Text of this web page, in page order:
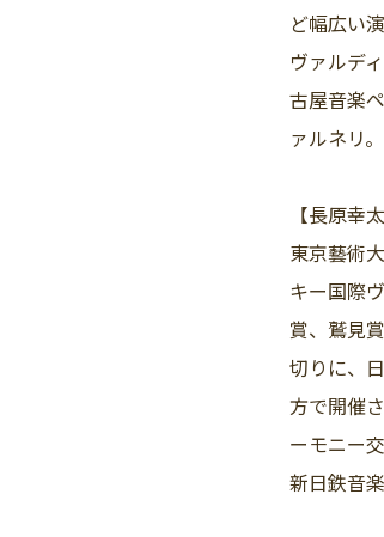
ど幅広い
ヴァルデ
古屋音楽
ァルネリ
【長原幸
東京藝術
キー国際
賞、鷲見
切りに、
方で開催
ーモニー
新日鉄音